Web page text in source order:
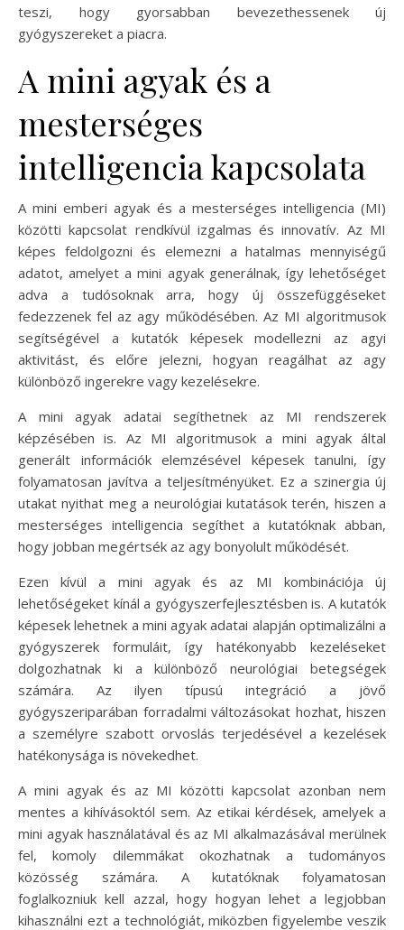
teszi, hogy gyorsabban bevezethessenek új
gyógyszereket a piacra.
A mini agyak és a
mesterséges
intelligencia kapcsolata
A mini emberi agyak és a mesterséges intelligencia (MI)
közötti kapcsolat rendkívül izgalmas és innovatív. Az MI
képes feldolgozni és elemezni a hatalmas mennyiségű
adatot, amelyet a mini agyak generálnak, így lehetőséget
adva a tudósoknak arra, hogy új összefüggéseket
fedezzenek fel az agy működésében. Az MI algoritmusok
segítségével a kutatók képesek modellezni az agyi
aktivitást, és előre jelezni, hogyan reagálhat az agy
különböző ingerekre vagy kezelésekre.
A mini agyak adatai segíthetnek az MI rendszerek
képzésében is. Az MI algoritmusok a mini agyak által
generált információk elemzésével képesek tanulni, így
folyamatosan javítva a teljesítményüket. Ez a szinergia új
utakat nyithat meg a neurológiai kutatások terén, hiszen a
mesterséges intelligencia segíthet a kutatóknak abban,
hogy jobban megértsék az agy bonyolult működését.
Ezen kívül a mini agyak és az MI kombinációja új
lehetőségeket kínál a gyógyszerfejlesztésben is. A kutatók
képesek lehetnek a mini agyak adatai alapján optimalizálni a
gyógyszerek formuláit, így hatékonyabb kezeléseket
dolgozhatnak ki a különböző neurológiai betegségek
számára. Az ilyen típusú integráció a jövő
gyógyszeriparában forradalmi változásokat hozhat, hiszen
a személyre szabott orvoslás terjedésével a kezelések
hatékonysága is növekedhet.
A mini agyak és az MI közötti kapcsolat azonban nem
mentes a kihívásoktól sem. Az etikai kérdések, amelyek a
mini agyak használatával és az MI alkalmazásával merülnek
fel, komoly dilemmákat okozhatnak a tudományos
közösség számára. A kutatóknak folyamatosan
foglalkozniuk kell azzal, hogy hogyan lehet a legjobban
kihasználni ezt a technológiát, miközben figyelembe veszik